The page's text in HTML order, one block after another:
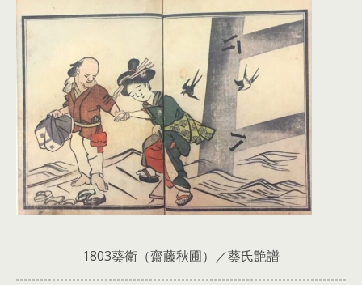
1803葵衛（齋藤秋圃）／葵氏艶譜